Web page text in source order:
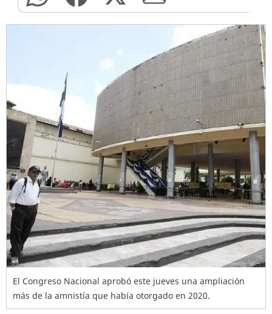
El Congreso Nacional aprobó este jueves una ampliación
más de la amnistía que había otorgado en 2020.